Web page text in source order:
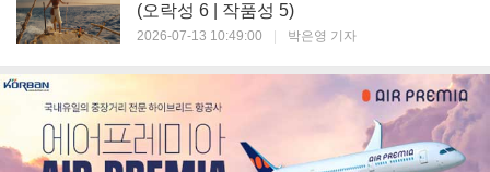
(오락성 6 | 작품성 5)
2026-07-13 10:49:00 박은영 기자